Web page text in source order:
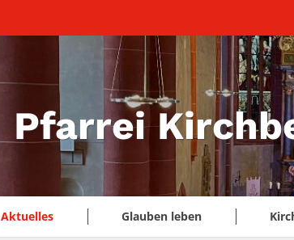
Pfarrei
Aktuelles Glauben leben